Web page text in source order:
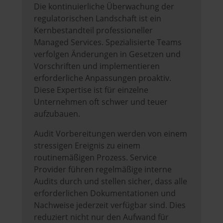
Die kontinuierliche Überwachung der
regulatorischen Landschaft ist ein
Kernbestandteil professioneller
Managed Services. Spezialisierte Teams
verfolgen Änderungen in Gesetzen und
Vorschriften und implementieren
erforderliche Anpassungen proaktiv.
Diese Expertise ist für einzelne
Unternehmen oft schwer und teuer
aufzubauen.
Audit Vorbereitungen werden von einem
stressigen Ereignis zu einem
routinemäßigen Prozess. Service
Provider führen regelmäßige interne
Audits durch und stellen sicher, dass alle
erforderlichen Dokumentationen und
Nachweise jederzeit verfügbar sind. Dies
reduziert nicht nur den Aufwand für